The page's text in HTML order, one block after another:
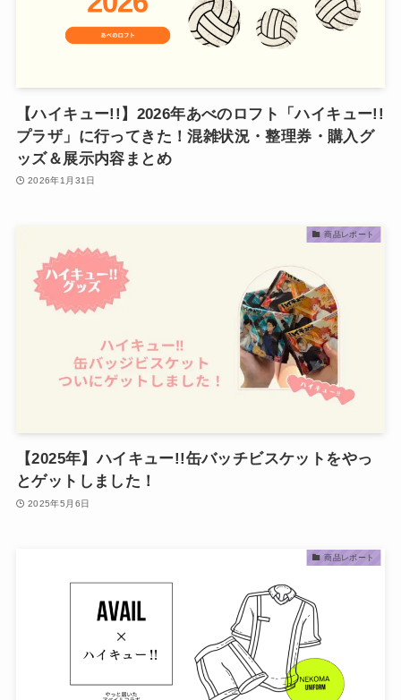
【ハイキュー!!】2026年あべのロフト「ハイキュー!!
プラザ」に行ってきた！混雑状況・整理券・購入グ
ッズ＆展示内容まとめ
2026年1月31日
商品レポート
【2025年】ハイキュー!!缶バッチビスケットをやっ
とゲットしました！
2025年5月6日
商品レポート